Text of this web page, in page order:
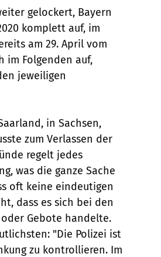
gelockert, Bayern
komplett auf, im
am 29. April vom
im Folgenden auf,
jeweiligen
in Sachsen,
zum Verlassen der
regelt jedes
was die ganze Sache
oft keine eindeutigen
dass es sich bei den
Gebote handelte.
"Die Polizei ist
zu kontrollieren. Im